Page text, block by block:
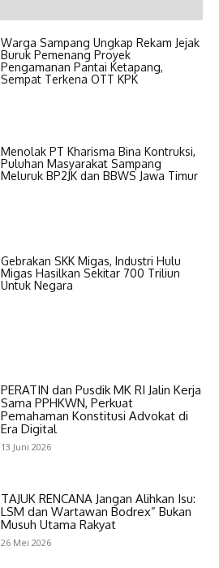
Warga Sampang Ungkap Rekam Jejak
Buruk Pemenang Proyek
Pengamanan Pantai Ketapang,
Sempat Terkena OTT KPK
Menolak PT Kharisma Bina Kontruksi,
Puluhan Masyarakat Sampang
Meluruk BP2JK dan BBWS Jawa Timur
Gebrakan SKK Migas, Industri Hulu
Migas Hasilkan Sekitar 700 Triliun
Untuk Negara
PERATIN dan Pusdik MK RI Jalin Kerja
Sama PPHKWN, Perkuat
Pemahaman Konstitusi Advokat di
Era Digital
13 Juni 2026
TAJUK RENCANA Jangan Alihkan Isu:
LSM dan Wartawan Bodrex” Bukan
Musuh Utama Rakyat
26 Mei 2026